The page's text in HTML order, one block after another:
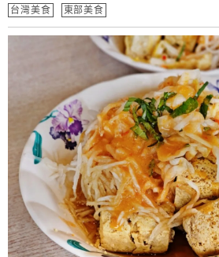
台灣美食 東部美食